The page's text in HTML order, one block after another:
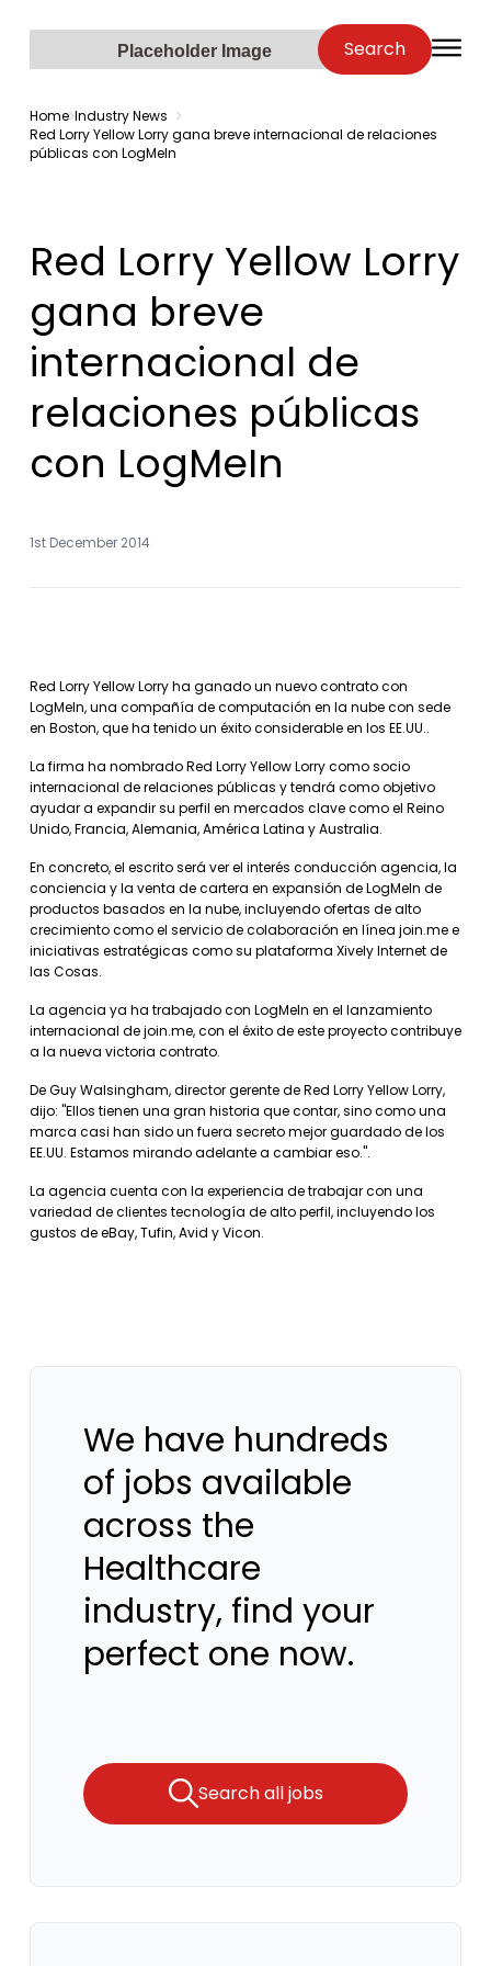
Placeholder Image Search
Home Industry News
Red Lorry Yellow Lorry gana breve internacional de relaciones
públicas con LogMeIn
Red Lorry Yellow Lorry
gana breve
internacional de
relaciones públicas
con LogMeIn
1st December 2014
Red Lorry Yellow Lorry ha ganado un nuevo contrato con
LogMeIn, una compañía de computación en la nube con sede
en Boston, que ha tenido un éxito considerable en los EE.UU..
La firma ha nombrado Red Lorry Yellow Lorry como socio
internacional de relaciones públicas y tendrá como objetivo
ayudar a expandir su perfil en mercados clave como el Reino
Unido, Francia, Alemania, América Latina y Australia.
En concreto, el escrito será ver el interés conducción agencia, la
conciencia y la venta de cartera en expansión de LogMeIn de
productos basados ​​en la nube, incluyendo ofertas de alto
crecimiento como el servicio de colaboración en línea join.me e
iniciativas estratégicas como su plataforma Xively Internet de
las Cosas.
La agencia ya ha trabajado con LogMeIn en el lanzamiento
internacional de join.me, con el éxito de este proyecto contribuye
a la nueva victoria contrato.
De Guy Walsingham, director gerente de Red Lorry Yellow Lorry,
dijo: "Ellos tienen una gran historia que contar, sino como una
marca casi han sido un fuera secreto mejor guardado de los
EE.UU. Estamos mirando adelante a cambiar eso.".
La agencia cuenta con la experiencia de trabajar con una
variedad de clientes tecnología de alto perfil, incluyendo los
gustos de eBay, Tufin, Avid y Vicon.
We have hundreds
of jobs available
across the
Healthcare
industry, find your
perfect one now.
Search all jobs